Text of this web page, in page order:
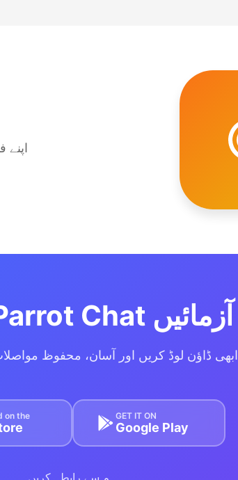
اپنے
آج ہی Parrot Chat آزمائیں
ابھی ڈاؤن لوڈ کریں اور آسان، محفوظ
on the GET IT ON
Google Play
ہم سے رابطہ کریں